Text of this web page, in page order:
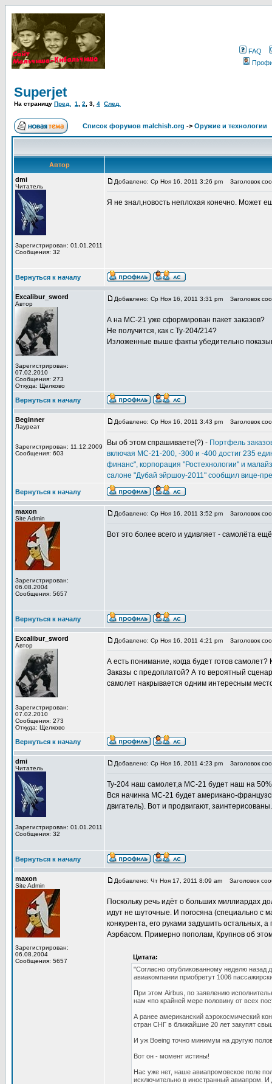
FAQ
Superjet
На страницу Пред. 1 2 3 4 След.
Список форумов malchish.org -> Оружие и технологии
Автор
dmi
Читатель
Зарегистрирован: 01.01.2011
Сообщения: 32
Добавлено: Ср Ноя 16, 2011 3:26 pm Заголовок
Я не знал,новость неплохая конечно. Может
Вернуться к началу
Excalibur_sword
Автор
Зарегистрирован:
07.02.2010
Сообщения: 273
Откуда: Щелково
Добавлено: Ср Ноя 16, 2011 3:31 pm Заголовок
А на МС-21 уже сформирован пакет заказов?
Не получится, как с Ту-204/214?
Изложенные выше факты убедительно
Вернуться к началу
Beginner
Лауреат
Зарегистрирован: 11.12.2009
Сообщения: 603
Добавлено: Ср Ноя 16, 2011 3:43 pm Заголовок
Вы об этом спрашиваете(?) - Портфель
включая МС-21-200, -300 и -400 достиг 235
финанс", корпорация "Ростехнологии" и
салоне "Дубай эйршоу-2011" сообщил вице-
Вернуться к началу
maxon
Site Admin
Зарегистрирован:
06.08.2004
Сообщения: 5657
Добавлено: Ср Ноя 16, 2011 3:52 pm Заголовок
Вот это более всего и удивляет - самолёта
Вернуться к началу
Excalibur_sword
Автор
Зарегистрирован:
07.02.2010
Сообщения: 273
Откуда: Щелково
Добавлено: Ср Ноя 16, 2011 4:21 pm Заголовок
А есть понимание, когда будет готов
Заказы с предоплатой? А то вероятный
самолет накрывается одним интересным
Вернуться к началу
dmi
Читатель
Зарегистрирован: 01.01.2011
Сообщения: 32
Добавлено: Ср Ноя 16, 2011 4:23 pm Заголовок
Ту-204 наш самолет,а МС-21 будет наш на
Вся начинка МС-21 будет американо-
двигатель). Вот и продвигают, заинтерисованы.
Вернуться к началу
maxon
Site Admin
Зарегистрирован:
06.08.2004
Сообщения: 5657
Добавлено: Чт Ноя 17, 2011 8:09 am Заголовок
Поскольку речь идёт о больших миллиардах
идут не шуточные. И погосяна (специально с
конкурента, его руками задушить остальных,
Аэрбасом. Примерно пополам, Крупнов об
Цитата:
"Согласно опубликованному неделю назад
авиакомпании приобретут 1006
При этом Airbus, по заявлению
нам «по крайней мере половину от всех
А ранее американский аэрокосмический
стран СНГ в ближайшие 20 лет закупят
И уж Boeing точно минимум на другую
Вот он - момент истины!
Нас уже нет, наше авиапромовское поле
исключительно в иностранный авиапром. И